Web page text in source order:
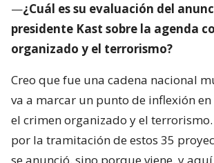
—¿Cuál es su evaluación del
presidente Kast sobre la agenda
organizado y el terrorismo?
Creo que fue una cadena nacional
va a marcar un punto de inflexión
el crimen organizado y el
por la tramitación de estos 35